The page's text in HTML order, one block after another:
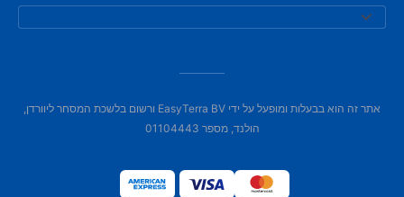
אתר זה הוא בבעלות ומופעל על ידי EasyTerra BV ורשום בלשכת המסחר ליוורדן,
הולנד, מספר 01104443